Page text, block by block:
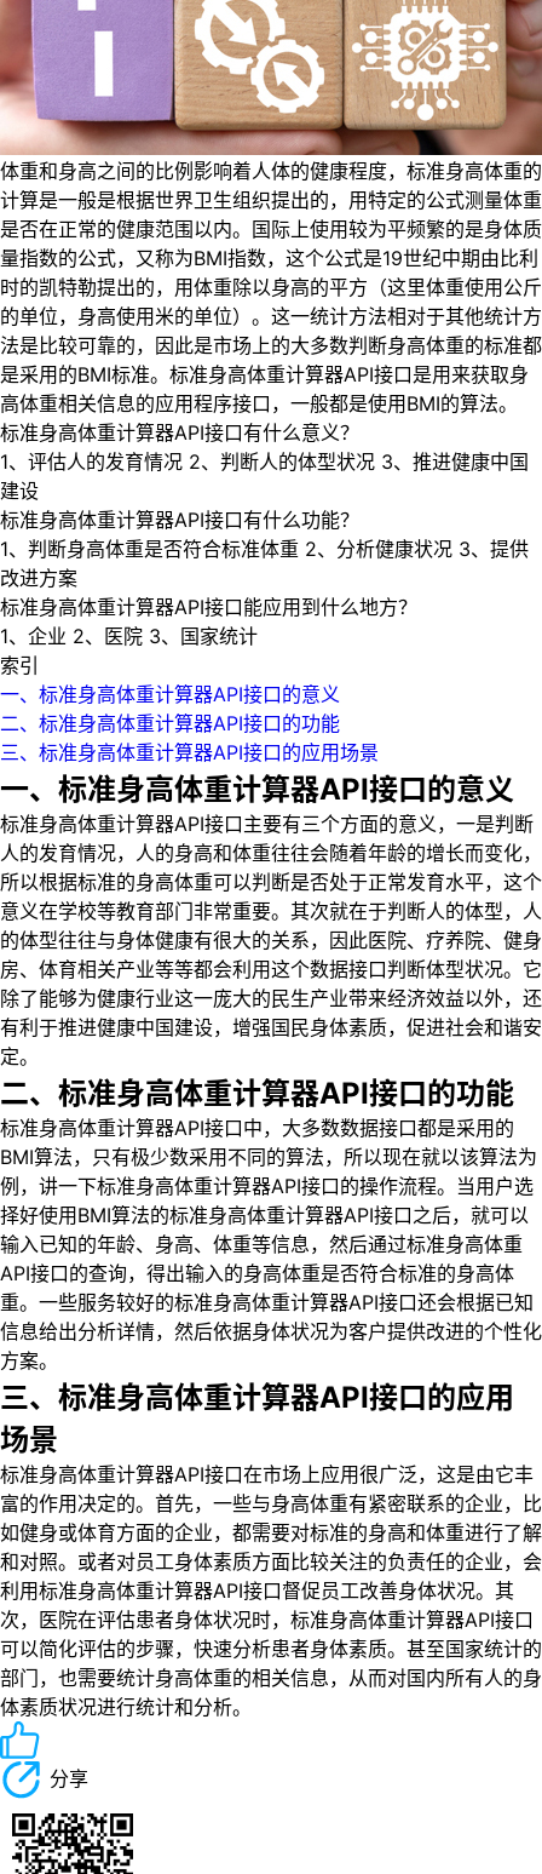
体重和身高之间的比例影响着人体的健康程度，标准身高体重的
计算是一般是根据世界卫生组织提出的，用特定的公式测量体重
是否在正常的健康范围以内。国际上使用较为平频繁的是身体质
量指数的公式，又称为BMI指数，这个公式是19世纪中期由比利
时的凯特勒提出的，用体重除以身高的平方（这里体重使用公斤
的单位，身高使用米的单位）。这一统计方法相对于其他统计方
法是比较可靠的，因此是市场上的大多数判断身高体重的标准都
是采用的BMI标准。标准身高体重计算器API接口是用来获取身
高体重相关信息的应用程序接口，一般都是使用BMI的算法。
标准身高体重计算器API接口有什么意义？
1、评估人的发育情况 2、判断人的体型状况 3、推进健康中国
建设
标准身高体重计算器API接口有什么功能？
1、判断身高体重是否符合标准体重 2、分析健康状况 3、提供
改进方案
标准身高体重计算器API接口能应用到什么地方？
1、企业 2、医院 3、国家统计
索引
一、标准身高体重计算器API接口的意义
二、标准身高体重计算器API接口的功能
三、标准身高体重计算器API接口的应用场景
一、标准身高体重计算器API接口的意义
标准身高体重计算器API接口主要有三个方面的意义，一是判断
人的发育情况，人的身高和体重往往会随着年龄的增长而变化，
所以根据标准的身高体重可以判断是否处于正常发育水平，这个
意义在学校等教育部门非常重要。其次就在于判断人的体型，人
的体型往往与身体健康有很大的关系，因此医院、疗养院、健身
房、体育相关产业等等都会利用这个数据接口判断体型状况。它
除了能够为健康行业这一庞大的民生产业带来经济效益以外，还
有利于推进健康中国建设，增强国民身体素质，促进社会和谐安
定。
二、标准身高体重计算器API接口的功能
标准身高体重计算器API接口中，大多数数据接口都是采用的
BMI算法，只有极少数采用不同的算法，所以现在就以该算法为
例，讲一下标准身高体重计算器API接口的操作流程。当用户选
择好使用BMI算法的标准身高体重计算器API接口之后，就可以
输入已知的年龄、身高、体重等信息，然后通过标准身高体重
API接口的查询，得出输入的身高体重是否符合标准的身高体
重。一些服务较好的标准身高体重计算器API接口还会根据已知
信息给出分析详情，然后依据身体状况为客户提供改进的个性化
方案。
三、标准身高体重计算器API接口的应用
场景
标准身高体重计算器API接口在市场上应用很广泛，这是由它丰
富的作用决定的。首先，一些与身高体重有紧密联系的企业，比
如健身或体育方面的企业，都需要对标准的身高和体重进行了解
和对照。或者对员工身体素质方面比较关注的负责任的企业，会
利用标准身高体重计算器API接口督促员工改善身体状况。其
次，医院在评估患者身体状况时，标准身高体重计算器API接口
可以简化评估的步骤，快速分析患者身体素质。甚至国家统计的
部门，也需要统计身高体重的相关信息，从而对国内所有人的身
体素质状况进行统计和分析。
分享